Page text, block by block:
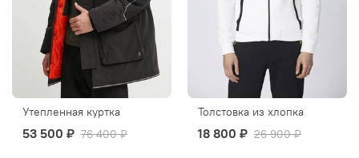
Утепленная куртка
53 500 ₽ 76 400 ₽
Толстовка из хлопка
18 800 ₽ 26 900 ₽